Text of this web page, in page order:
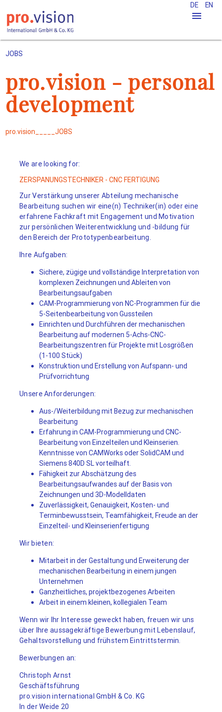
DE EN
menu
JOBS
pro.vision - personal
development
pro.vision_____JOBS
We are looking for:
ZERSPANUNGSTECHNIKER - CNC FERTIGUNG
Zur Verstärkung unserer Abteilung mechanische
Bearbeitung suchen wir eine(n) Techniker(in) oder eine
erfahrene Fachkraft mit Engagement und Motivation
zur persönlichen Weiterentwicklung und -bildung für
den Bereich der Prototypenbearbeitung.
Ihre Aufgaben:
Sichere, zügige und vollständige Interpretation von
komplexen Zeichnungen und Ableiten von
Bearbeitungsaufgaben
CAM-Programmierung von NC-Programmen für die
5-Seitenbearbeitung von Gussteilen
Einrichten und Durchführen der mechanischen
Bearbeitung auf modernen 5-Achs-CNC-
Bearbeitungszentren für Projekte mit Losgrößen
(1-100 Stück)
Konstruktion und Erstellung von Aufspann- und
Prüfvorrichtung
Unsere Anforderungen:
Aus-/Weiterbildung mit Bezug zur mechanischen
Bearbeitung
Erfahrung in CAM-Programmierung und CNC-
Bearbeitung von Einzelteilen und Kleinserien.
Kenntnisse von CAMWorks oder SolidCAM und
Siemens 840D SL vorteilhaft.
Fähigkeit zur Abschätzung des
Bearbeitungsaufwandes auf der Basis von
Zeichnungen und 3D-Modelldaten
Zuverlässigkeit, Genauigkeit, Kosten- und
Terminbewusstsein, Teamfähigkeit, Freude an der
Einzelteil- und Kleinserienfertigung
Wir bieten:
Mitarbeit in der Gestaltung und Erweiterung der
mechanischen Bearbeitung in einem jungen
Unternehmen
Ganzheitliches, projektbezogenes Arbeiten
Arbeit in einem kleinen, kollegialen Team
Wenn wir Ihr Interesse geweckt haben, freuen wir uns
über Ihre aussagekräftige Bewerbung mit Lebenslauf,
Gehaltsvorstellung und frühstem Eintrittstermin.
Bewerbungen an:
Christoph Arnst
Geschäftsführung
pro.vision international GmbH & Co. KG
In der Weide 20